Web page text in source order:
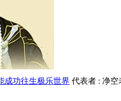
成功往生极乐世界 代表者 : 净空